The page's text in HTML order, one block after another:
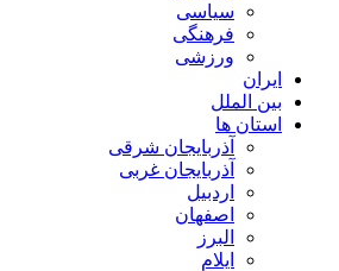
سیاسی
فرهنگی
ورزشی
ایران
بین الملل
استان ها
آذربایجان شرقی
آذربایجان غربی
اردبیل
اصفهان
البرز
ایلام